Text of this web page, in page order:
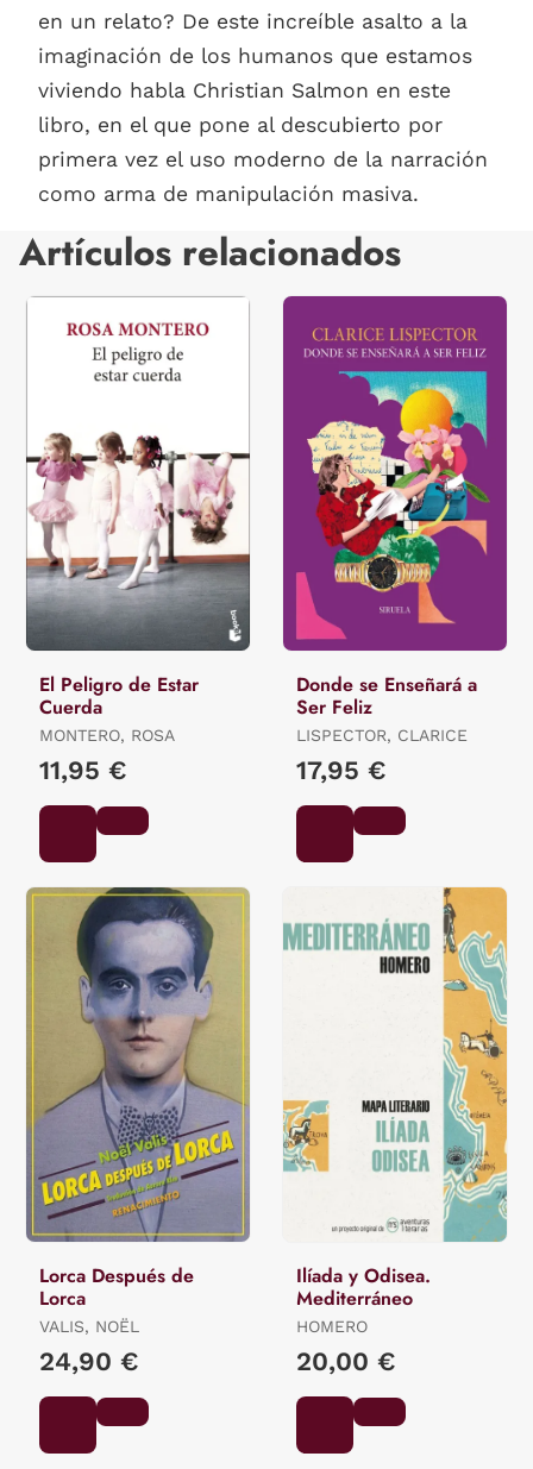
en un relato? De este increíble asalto a la
imaginación de los humanos que estamos
viviendo habla Christian Salmon en este
libro, en el que pone al descubierto por
primera vez el uso moderno de la narración
como arma de manipulación masiva.
Artículos relacionados
El Peligro de Estar
Cuerda
MONTERO, ROSA
11,95 €
Donde se Enseñará a
Ser Feliz
LISPECTOR, CLARICE
17,95 €
Lorca Después de
Lorca
VALIS, NOËL
24,90 €
Ilíada y Odisea.
Mediterráneo
HOMERO
20,00 €